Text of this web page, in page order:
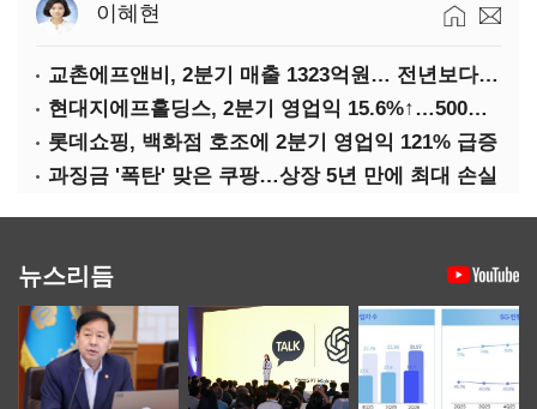
이혜현
교촌에프앤비, 2분기 매출 1323억원… 전년보다 4.9%↑
현대지에프홀딩스, 2분기 영업익 15.6%↑…500억 규모 자사주 매입
롯데쇼핑, 백화점 호조에 2분기 영업익 121% 급증
과징금 '폭탄' 맞은 쿠팡…상장 5년 만에 최대 손실
뉴스리듬